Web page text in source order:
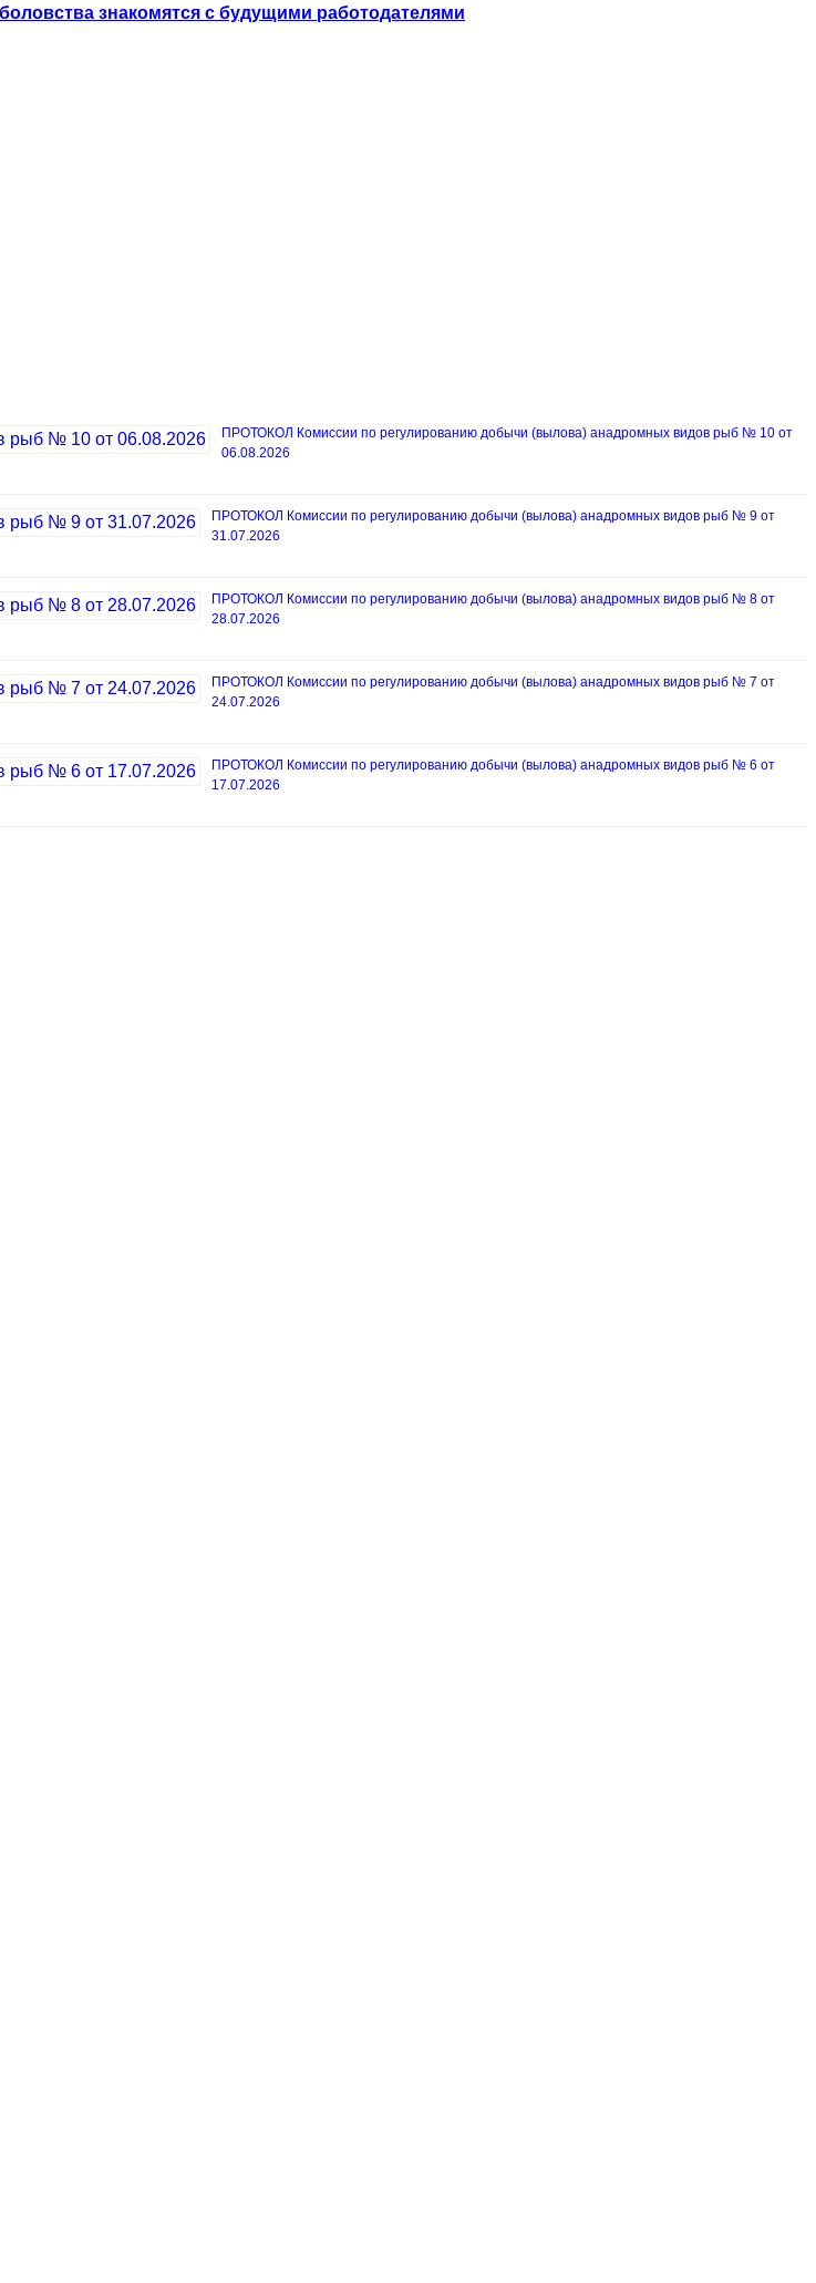
знакомятся с будущими работодателями
ПРОТОКОЛ Комиссии по регулированию добычи (вылова) анадромных видов рыб № 10 от
06.08.2026
ПРОТОКОЛ Комиссии по регулированию добычи (вылова) анадромных видов рыб № 9 от
31.07.2026
ПРОТОКОЛ Комиссии по регулированию добычи (вылова) анадромных видов рыб № 8 от
28.07.2026
ПРОТОКОЛ Комиссии по регулированию добычи (вылова) анадромных видов рыб № 7 от
24.07.2026
ПРОТОКОЛ Комиссии по регулированию добычи (вылова) анадромных видов рыб № 6 от
17.07.2026